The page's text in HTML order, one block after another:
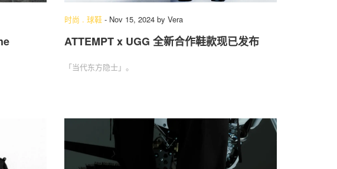
时尚 . 球鞋 - Nov 15, 2024 by Vera
ATTEMPT x UGG 全新合作鞋款现已发布
「当代东方隐士」。